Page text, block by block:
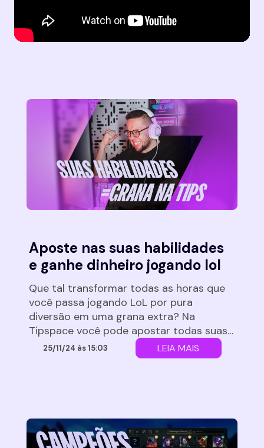
POSTAGENS RELACIONADAS
Aposte nas suas habilidades
e ganhe dinheiro jogando lol
Que tal transformar todas as horas que
você passa jogando LoL por pura
diversão em uma grana extra? Na
Tipspace você pode apostar todas suas
fichas nas suas habilidades e na vitória
conquistar PDL e também um dinheiro no
25/11/24 às 15:03 LEIA MAIS